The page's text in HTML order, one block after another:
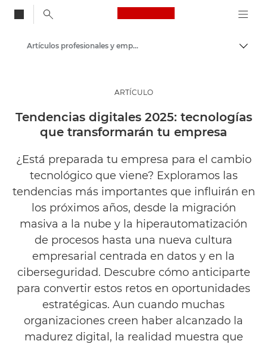
Canon Logo, back
Información
Artículos profesionales y empresariales
ARTÍCULO
Tendencias digitales 2025: tecnologías
que transformarán tu empresa
¿Está preparada tu empresa para el cambio
tecnológico que viene? Exploramos las
tendencias más importantes que influirán en
los próximos años, desde la migración
masiva a la nube y la hiperautomatización
de procesos hasta una nueva cultura
empresarial centrada en datos y en la
ciberseguridad. Descubre cómo anticiparte
para convertir estos retos en oportunidades
estratégicas. Aun cuando muchas
organizaciones creen haber alcanzado la
madurez digital, la realidad muestra que